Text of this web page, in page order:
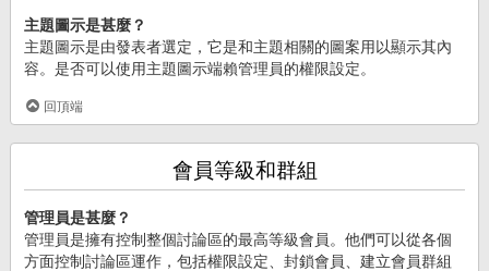
主題圖示是甚麼？
主題圖示是由發表者選定，它是和主題相關的圖案用以顯示其內
容。是否可以使用主題圖示端賴管理員的權限設定。
回頂端
會員等級和群組
管理員是甚麼？
管理員是擁有控制整個討論區的最高等級會員。他們可以從各個
方面控制討論區運作，包括權限設定、封鎖會員、建立會員群組